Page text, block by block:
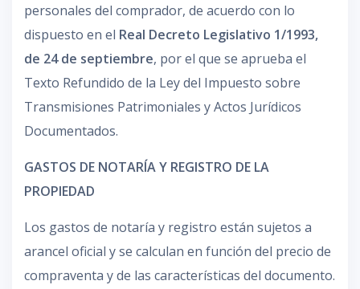
personales del comprador, de acuerdo con lo
dispuesto en el Real Decreto Legislativo 1/1993,
de 24 de septiembre, por el que se aprueba el
Texto Refundido de la Ley del Impuesto sobre
Transmisiones Patrimoniales y Actos Jurídicos
Documentados.
GASTOS DE NOTARÍA Y REGISTRO DE LA
PROPIEDAD
Los gastos de notaría y registro están sujetos a
arancel oficial y se calculan en función del precio de
compraventa y de las características del documento.